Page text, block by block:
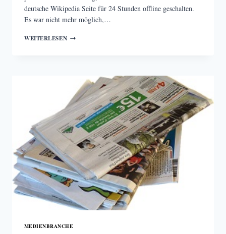
deutsche Wikipedia Seite für 24 Stunden offline geschalten.
Es war nicht mehr möglich,…
WEITERLESENWIKIPEDIA
FÜR
EINEN
TAG
OFFLINE
GENOMMEN
WURDE
MEDIENBRANCHE